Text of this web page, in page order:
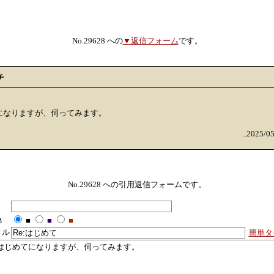
No.29628 への▼返信フォームです。
りますが、伺ってみます。
..2025/
No.29628 への引用返信フォームです。
■ ■
■
ル
簡単タ